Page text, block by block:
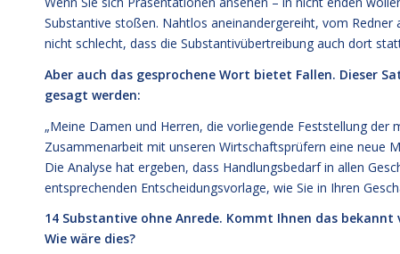
Substantive stoßen. Nahtlos aneinandergereiht, vom
nicht schlecht, dass die Substantivübertreibung auch dort
Aber auch das gesprochene Wort bietet Fallen. Dieser
gesagt werden:
„Meine Damen und Herren, die vorliegende Feststellung
Zusammenarbeit mit unseren Wirtschaftsprüfern eine neue
Die Analyse hat ergeben, dass Handlungsbedarf in allen
entsprechenden Entscheidungsvorlage, wie Sie in Ihren
14 Substantive ohne Anrede. Kommt Ihnen das bekannt
Wie wäre dies?